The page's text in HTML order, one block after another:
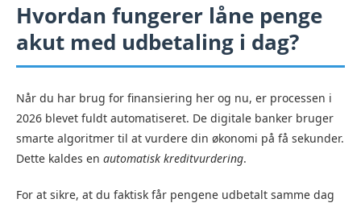
Hvordan fungerer låne penge
akut med udbetaling i dag?
Når du har brug for finansiering her og nu, er processen i
2026 blevet fuldt automatiseret. De digitale banker bruger
smarte algoritmer til at vurdere din økonomi på få sekunder.
Dette kaldes en automatisk kreditvurdering.
For at sikre, at du faktisk får pengene udbetalt samme dag